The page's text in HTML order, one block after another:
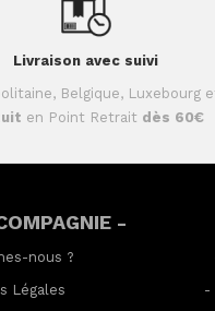
Livraison avec suivi
Belgique, Luxebourg
en Point Retrait dès 60€
-
nous ?
Légales
-